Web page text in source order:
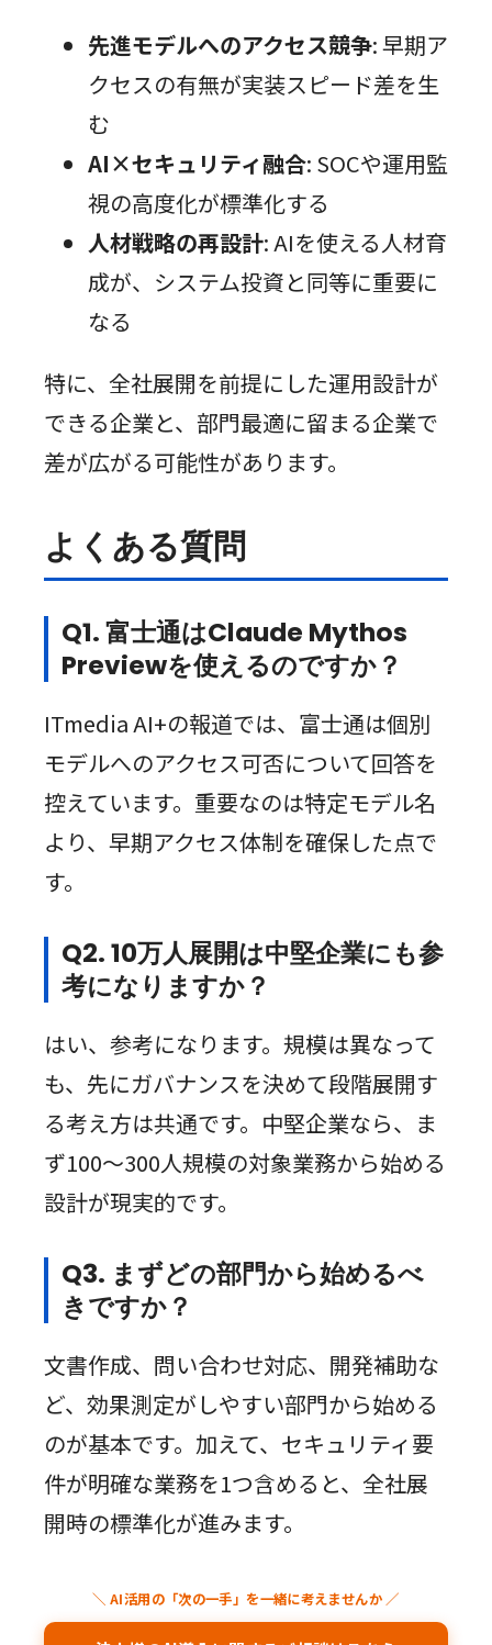
先進モデルへのアクセス競争: 早期ア
クセスの有無が実装スピード差を生
む
AI×セキュリティ融合: SOCや運用監
視の高度化が標準化する
人材戦略の再設計: AIを使える人材育
成が、システム投資と同等に重要に
なる
特に、全社展開を前提にした運用設計が
できる企業と、部門最適に留まる企業で
差が広がる可能性があります。
よくある質問
Q1. 富士通はClaude Mythos
Previewを使えるのですか？
ITmedia AI+の報道では、富士通は個別
モデルへのアクセス可否について回答を
控えています。重要なのは特定モデル名
より、早期アクセス体制を確保した点で
す。
Q2. 10万人展開は中堅企業にも参
考になりますか？
はい、参考になります。規模は異なって
も、先にガバナンスを決めて段階展開す
る考え方は共通です。中堅企業なら、ま
ず100〜300人規模の対象業務から始める
設計が現実的です。
Q3. まずどの部門から始めるべ
きですか？
文書作成、問い合わせ対応、開発補助な
ど、効果測定がしやすい部門から始める
のが基本です。加えて、セキュリティ要
件が明確な業務を1つ含めると、全社展
開時の標準化が進みます。
＼ AI活用の「次の一手」を一緒に考えませんか ／